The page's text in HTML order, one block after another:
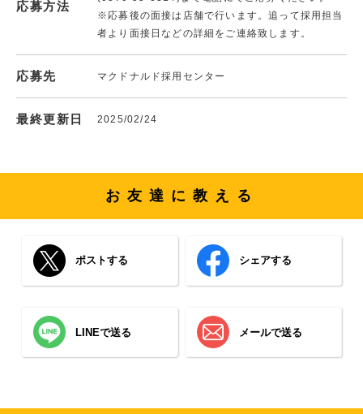
応募方法
※応募後の面接は店舗で行います。追って採用担当
者より面接日などの詳細をご連絡致します。
応募先 マクドナルド採用センター
最終更新日 2025/02/24
お友達に教える
ポストする シェアする
LINEで送る メールで送る